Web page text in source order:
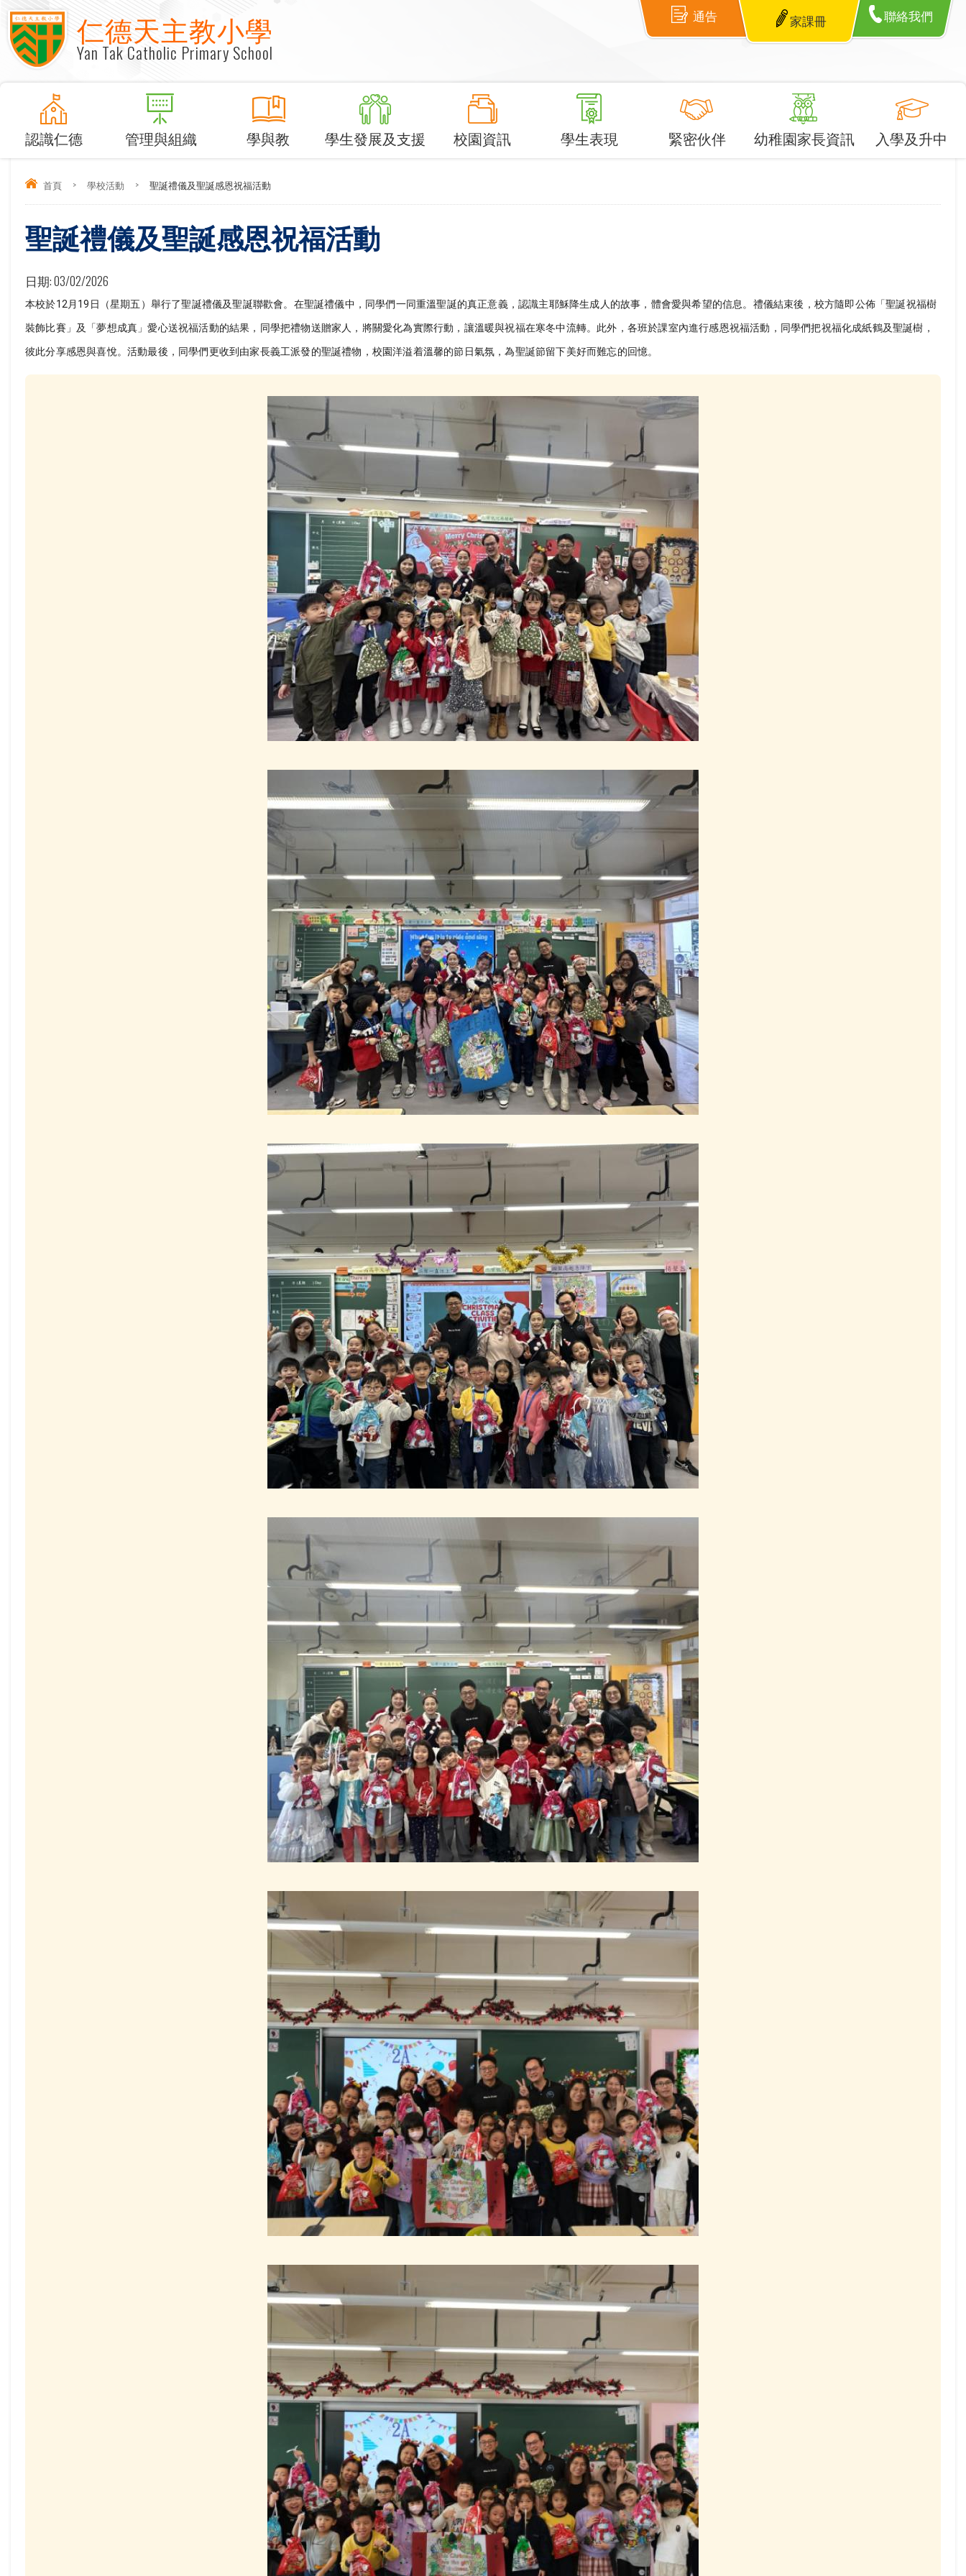
仁德天主教小學
Yan Tak Catholic Primary School
通告 家課冊 聯絡我們
認識仁德 管理與組織 學與教 學生發展及支援 校園資訊 學生表現 緊密伙伴 幼稚園家長資訊 入學及升中
首頁 > 學校活動 > 聖誕禮儀及聖誕感恩祝福活動
聖誕禮儀及聖誕感恩祝福活動
日期:03/02/2026
本校於12月19日（星期五）舉行了聖誕禮儀及聖誕聯歡會。在聖誕禮儀中，同學們一同重溫聖誕的真正意義，認識主耶穌降生成人的故事，體會愛與希望的信息。禮儀結束後，校方隨即公佈「聖誕祝福樹
裝飾比賽」及「夢想成真」愛心送祝福活動的結果，同學把禮物送贈家人，將關愛化為實際行動，讓溫暖與祝福在寒冬中流轉。此外，各班於課室內進行感恩祝福活動，同學們把祝福化成紙鶴及聖誕樹，
彼此分享感恩與喜悅。活動最後，同學們更收到由家長義工派發的聖誕禮物，校園洋溢着溫馨的節日氣氛，為聖誕節留下美好而難忘的回憶。